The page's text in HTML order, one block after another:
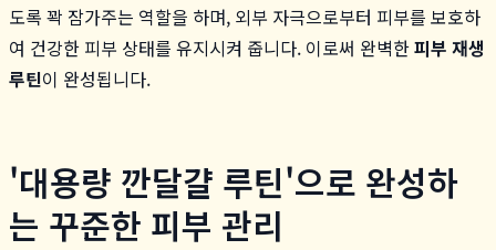
도록 꽉 잠가주는 역할을 하며, 외부 자극으로부터 피부를 보호하
여 건강한 피부 상태를 유지시켜 줍니다. 이로써 완벽한피부 재생
루틴이 완성됩니다.
'대용량 깐달걀 루틴'으로 완성하
는 꾸준한 피부 관리